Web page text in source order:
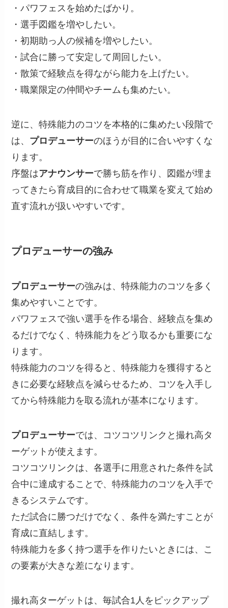
・パワフェスを始めたばかり。
・選手図鑑を増やしたい。
・初期助っ人の候補を増やしたい。
・試合に勝って安定して周回したい。
・散策で経験点を得ながら能力を上げたい。
・職業限定の仲間やチームも集めたい。
逆に、特殊能力のコツを本格的に集めたい段階で
は、 プロデューサーのほうが目的に合いやすくな
ります。
序盤はアナウンサーで勝ち筋を作り、図鑑が埋ま
ってきたら育成目的に合わせて職業を変えて始め
直す流れが扱いやすいです。
プロデューサーの強み
プロデューサーの強みは、特殊能力のコツを多く
集めやすいことです。
パワフェスで強い選手を作る場合、経験点を集め
るだけでなく、特殊能力をどう取るかも重要にな
ります。
特殊能力のコツを得ると、特殊能力を獲得すると
きに必要な経験点を減らせるため、コツを入手し
てから特殊能力を取る流れが基本になります。
プロデューサーでは、コツコツリンクと撮れ高タ
ーゲットが使えます。
コツコツリンクは、各選手に用意された条件を試
合中に達成することで、特殊能力のコツを入手で
きるシステムです。
ただ試合に勝つだけでなく、条件を満たすことが
育成に直結します。
特殊能力を多く持つ選手を作りたいときには、こ
の要素が大きな差になります。
撮れ高ターゲットは、毎試合1人をピックアップ